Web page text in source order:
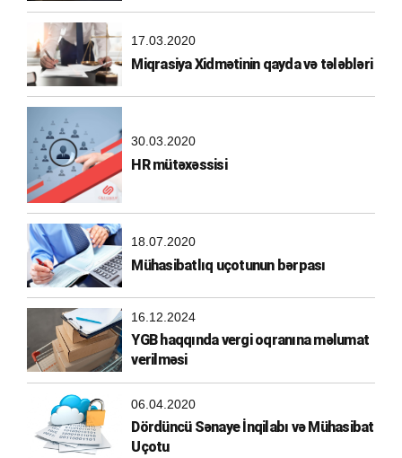
17.03.2020
Miqrasiya Xidmətinin qayda və tələbləri
30.03.2020
HR mütəxəssisi
18.07.2020
Mühasibatlıq uçotunun bərpası
16.12.2024
YGB haqqında vergi oqranına məlumat
verilməsi
06.04.2020
Dördüncü Sənaye İnqilabı və Mühasibat
Uçotu